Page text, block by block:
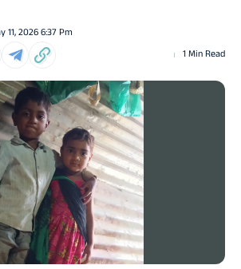
11, 2026 6:37 Pm
1 Min Read